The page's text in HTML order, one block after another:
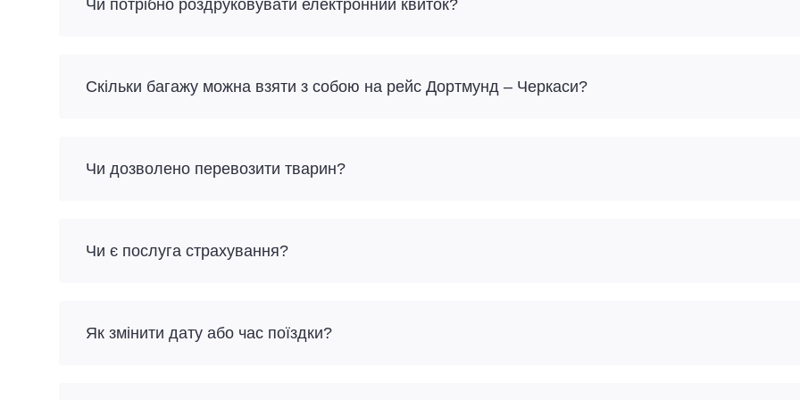
Чи потрібно роздруковувати електронний квиток?
Скільки багажу можна взяти з собою на рейс Дортмунд – Черкаси?
Чи дозволено перевозити тварин?
Чи є послуга страхування?
Як змінити дату або час поїздки?